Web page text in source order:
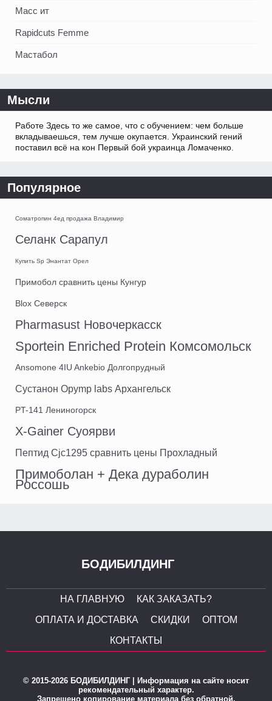
Масс ит
Rapidcuts Femme
Мастабол
Мысли
Работе Здесь то же самое, что с обучением: чем больше
вкладываешься, тем лучше окупается. Украинский гений
поставил всё на кон Первый бой украинца Ломаченко.
Популярное
Cоматропин 4ед продажа Владимир
Селанк Сарапул
Купить Sp Энантат Орел
Примобол сравнить цены Кунгур
Blox Северск
Pharmasust Новочеркасск
Sportein Enriched Protein Комсомольск
Ansomone 4IU Ankebio Долгопрудный
Сустанон Opymp labs Архангельск
PT-141 Лениногорск
X-Gainer Суоярви
Пептид Cjc1295 сравнить цены Прохладный
Примоболан + Дека дураболин
Россошь
БОДИБИЛДИНГ
НА ГЛАВНУЮ
КАК ЗАКАЗАТЬ?
ОПЛАТА И ДОСТАВКА
СКИДКИ
ОПТОМ
КОНТАКТЫ
© 2015-2026 БОДИБИЛДИНГ | Информация на сайте носит
рекомендательный характер.
Запрещено копирование материала без обратной,